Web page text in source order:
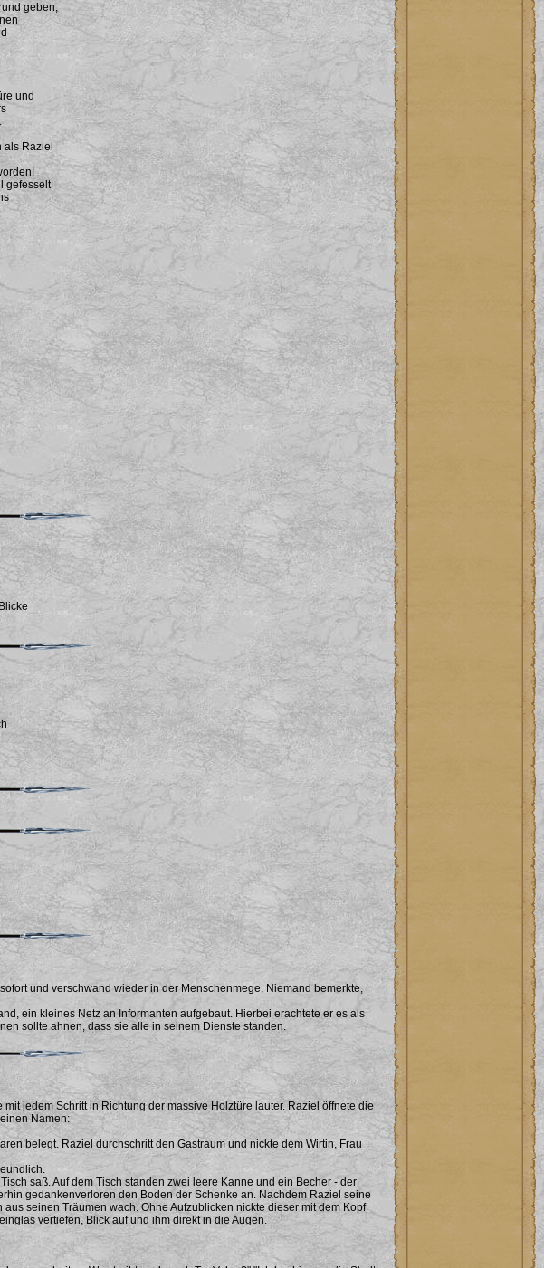
geben,
und
als Raziel
gefesselt
und verschwand wieder in der Menschenmege. Niemand bemerkte,
ein kleines Netz an Informanten aufgebaut. Hierbei erachtete er es als
sollte ahnen, dass sie alle in seinem Dienste standen.
jedem Schritt in Richtung der massive Holztüre lauter. Raziel öffnete die
Namen:
belegt. Raziel durchschritt den Gastraum und nickte dem Wirtin, Frau
saß. Auf dem Tisch standen zwei leere Kanne und ein Becher - der
gedankenverloren den Boden der Schenke an. Nachdem Raziel seine
seinen Träumen wach. Ohne Aufzublicken nickte dieser mit dem Kopf
vertiefen, Blick auf und ihm direkt in die Augen.